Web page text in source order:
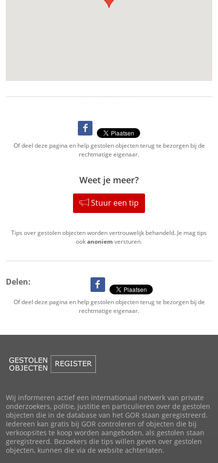
Of deel deze pagina en help gestolen objecten terug te bezorgen bij de
rechtmatige eigenaar.
Weet je meer?
Stuur een tip
Tips over gestolen objecten worden vertrouwelijk behandeld. Je mag tips
ookanoniem versturen.
Delen:
Of deel deze pagina en help gestolen objecten terug te bezorgen bij de
rechtmatige eigenaar.
Wij informeren actief een internationaal netwerk van private
onderzoekers, politie, justitie en particulieren over de gestolen
objecten die in de database van het GOR staan geregistreerd.
Iedereen kan gratis bij GOR controleren of objecten die bij
verkoopsites te koop worden aangeboden, als gestolen staan
geregistreerd. Bezoekers die tips willen geven over gestolen
objecten, kunnen die via de website achterlaten.